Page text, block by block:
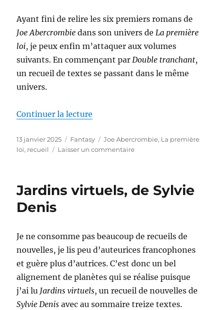
Ayant fini de relire les six premiers romans de
Joe Abercrombie dans son univers deLa première
loi, je peux enfin m’attaquer aux volumes
suivants. En commençant parDouble tranchant,
un recueil de textes se passant dans le même
univers.
Continuer la lecture
Publié
le
13 janvier 2025 Catégories
Fantasy Étiquettes
Joe Abercrombie, La première
loi, recueil Laisser un commentairesur
Joe
Abercrombie
Jardins virtuels, de Sylvie
Denis
Je ne consomme pas beaucoup de recueils de
nouvelles, je lis peu d’auteurices francophones
et guère plus d’autrices. C’est donc un bel
alignement de planètes qui se réalise puisque
j’ai lu Jardins virtuels, un recueil de nouvelles de
Sylvie Denis avec au sommaire treize textes.